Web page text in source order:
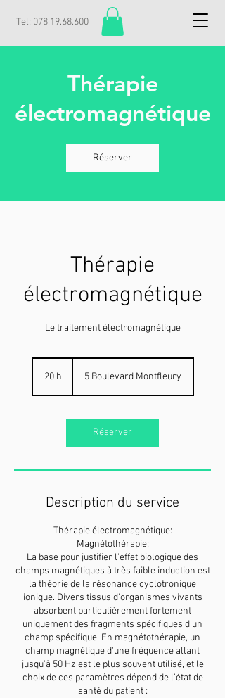
Tel: 078.19.68.600
Thérapie
électromagnétique
Réserver
Thérapie
électromagnétique
Le traitement électromagnétique
20 h 5 Boulevard Montfleury
Réserver
Description du service
Thérapie électromagnétique:
Magnétothérapie:
La base pour justifier l'effet biologique des
champs magnétiques à très faible induction est
la théorie de la résonance cyclotronique
ionique. Divers tissus d'organismes vivants
absorbent particulièrement fortement
uniquement des fragments spécifiques d'un
champ spécifique. En magnétothérapie, un
champ magnétique d'une fréquence allant
jusqu'à 50 Hz est le plus souvent utilisé, et le
choix de ces paramètres dépend de l'état de
santé du patient :